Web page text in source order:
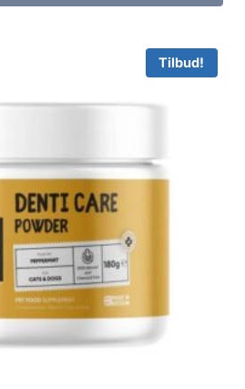
Tilbud!